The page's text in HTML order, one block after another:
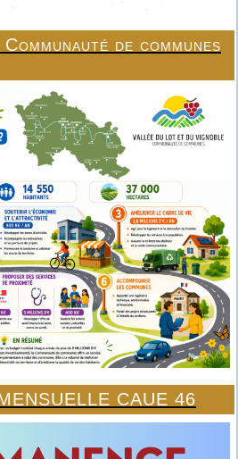
de communes
CAUE 46